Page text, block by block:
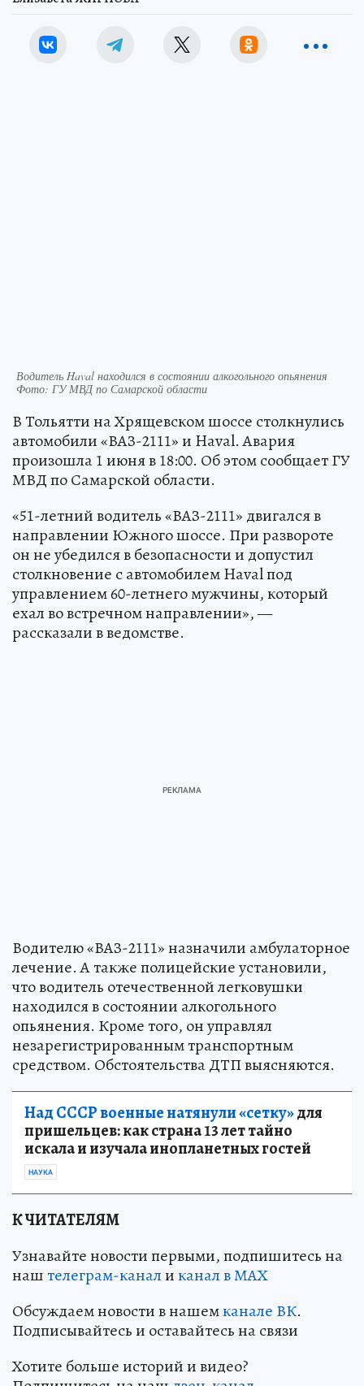
Водитель Haval находился в состоянии алкогольного опьянения
Фото: ГУ МВД по Самарской области
В Тольятти на Хрящевском шоссе столкнулись
автомобили «ВАЗ-2111» и Haval. Авария
произошла 1 июня в 18:00. Об этом сообщает ГУ
МВД по Самарской области.
«51-летний водитель «ВАЗ-2111» двигался в
направлении Южного шоссе. При развороте
он не убедился в безопасности и допустил
столкновение с автомобилем Haval под
управлением 60-летнего мужчины, который
ехал во встречном направлении», —
рассказали в ведомстве.
Водителю «ВАЗ-2111» назначили амбулаторное
лечение. А также полицейские установили,
что водитель отечественной легковушки
находился в состоянии алкогольного
опьянения. Кроме того, он управлял
незарегистрированным транспортным
средством. Обстоятельства ДТП выясняются.
Над СССР военные натянули «сетку»для
пришельцев: как страна 13 лет тайно
искала и изучала инопланетных гостей
НАУКА
К ЧИТАТЕЛЯМ
Узнавайте новости первыми, подпишитесь на
наштелеграм-каналиканал в МАХ
Обсуждаем новости в нашемканале ВК.
Подписывайтесь и оставайтесь на связи
Хотите больше историй и видео?